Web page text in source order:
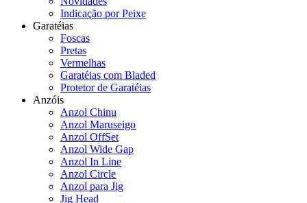
Indicação por Peixe
Garatéias
Foscas
Pretas
Vermelhas
Garatéias com Bladed
Protetor de Garatéias
Anzóis
Anzol Chinu
Anzol Maruseigo
Anzol OffSet
Anzol Wide Gap
Anzol In Line
Anzol Circle
Anzol para Jig
Jig Head